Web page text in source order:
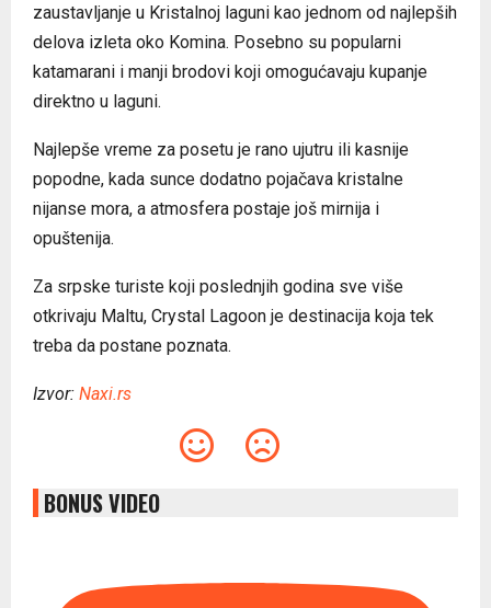
zaustavljanje u Kristalnoj laguni kao jednom od najlepših
delova izleta oko Komina. Posebno su popularni
katamarani i manji brodovi koji omogućavaju kupanje
direktno u laguni.
Najlepše vreme za posetu je rano ujutru ili kasnije
popodne, kada sunce dodatno pojačava kristalne
nijanse mora, a atmosfera postaje još mirnija i
opuštenija.
Za srpske turiste koji poslednjih godina sve više
otkrivaju Maltu, Crystal Lagoon je destinacija koja tek
treba da postane poznata.
Izvor: Naxi.rs
BONUS VIDEO